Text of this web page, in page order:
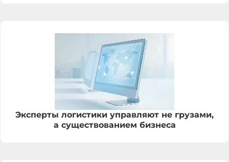
Эксперты логистики управляют не грузами,
а существованием бизнеса